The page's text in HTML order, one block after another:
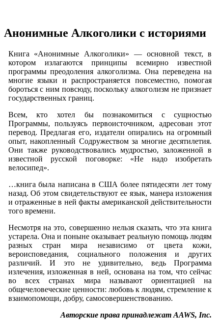
Анонимные Алкоголики с историями
Книга «Анонимные Алкоголики» — основной текст, в
котором излагаются принципы всемирно известной
программы преодоления алкоголизма. Она переведена на
многие языки и распространяется повсеместно, помогая
бороться с ним повсюду, поскольку алкоголизм не признает
государственных границ.
Всем, кто хотел бы познакомиться с сущностью
Программы, пользуясь первоисточником, адресован этот
перевод. Предлагая его, издатели опирались на огромный
опыт, накопленный Содружеством за многие десятилетия.
Они также руководствовались мудростью, заложенной в
известной русской поговорке: «Не надо изобретать
велосипед».
…книга была написана в США более пятидесяти лет тому
назад. Об этом свидетельствуют ее язык, манера изложения
и отраженные в ней факты американской действительности
того времени.
Несмотря на это, совершенно нельзя сказать, что эта книга
устарела. Она и поныне оказывает реальную помощь людям
разных стран мира независимо от цвета кожи,
вероисповедания, социального положения и других
различий. И это не удивительно, ведь Программа
излечения, изложенная в ней, основана на том, что сейчас
во всех странах мира называют ориентацией на
общечеловеческие ценности: любовь к людям, стремление к
взаимопомощи, добру, самосовершенствованию.
Авторские права принадлежат AAWS, Inc.